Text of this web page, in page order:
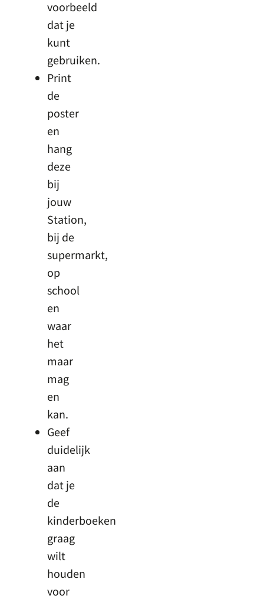
voorbeeld
dat je
kunt
gebruiken.
Print
de
poster
en
hang
deze
bij
jouw
Station,
bij de
supermarkt,
op
school
en
waar
het
maar
mag
en
kan.
Geef
duidelijk
aan
dat je
de
kinderboeken
graag
wilt
houden
voor